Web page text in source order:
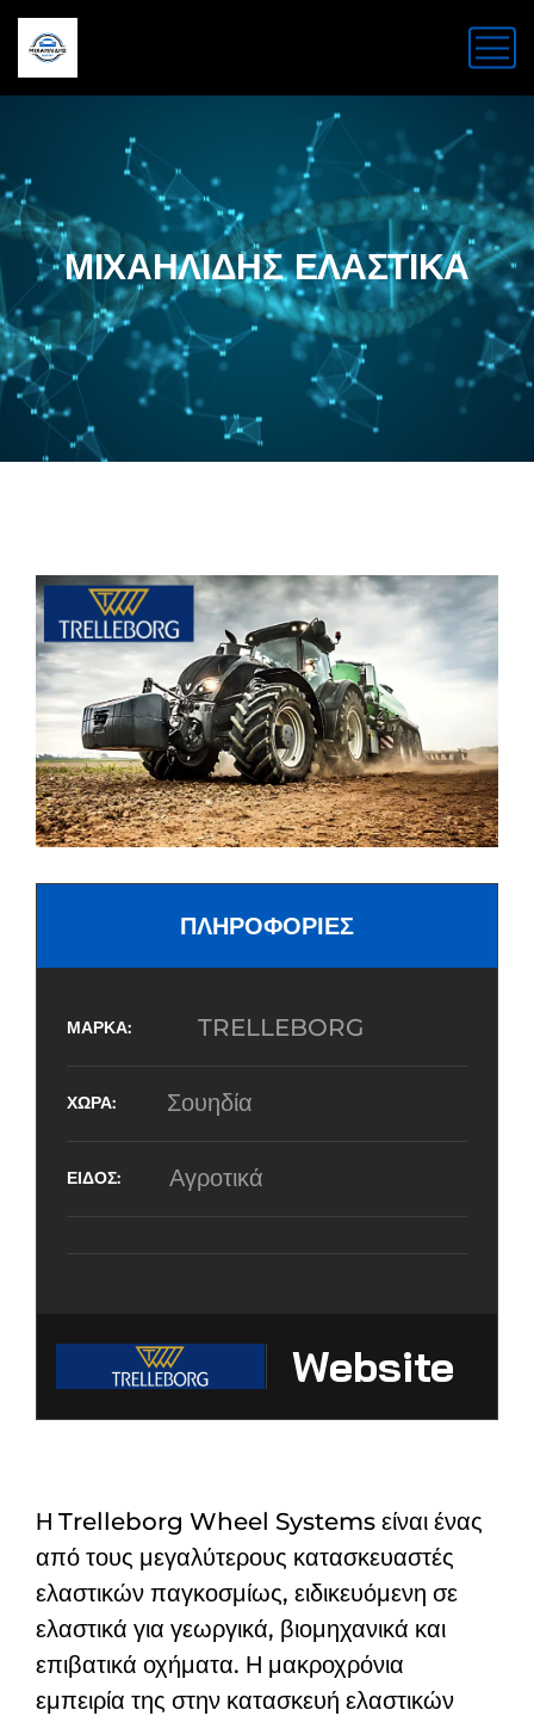
ΜΙΧΑΗΛΙΔΗΣ ΕΛΑΣΤΙΚΑ
ΠΛΗΡΟΦΟΡΙΕΣ
TRELLEBORG
Σουηδία
Αγροτικά
Website
Η Trelleborg Wheel Systems είναι ένας
από τους μεγαλύτερους κατασκευαστές
ελαστικών παγκοσμίως, ειδικευόμενη σε
ελαστικά για γεωργικά, βιομηχανικά και
επιβατικά οχήματα. Η μακροχρόνια
εμπειρία της στην κατασκευή ελαστικών